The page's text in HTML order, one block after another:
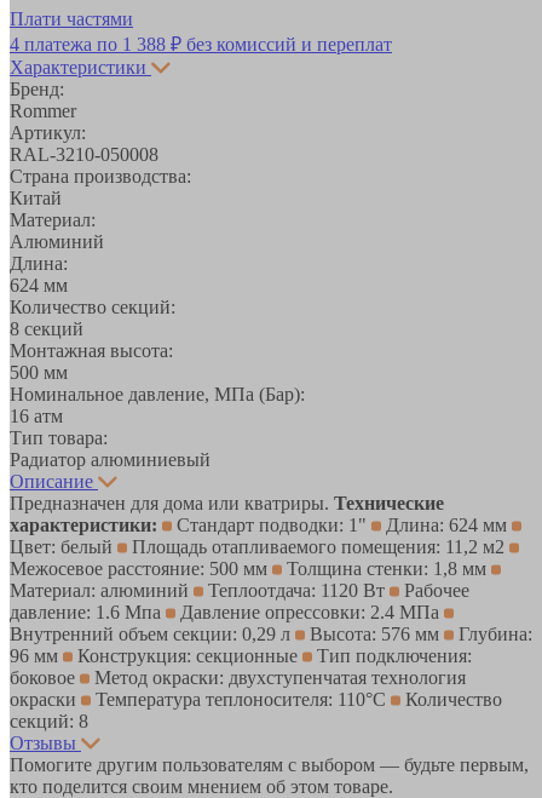
Плати частями
4 платежа по 1 388 ₽ без комиссий и переплат
Характеристики
Бренд:
Rommer
Артикул:
RAL-3210-050008
Страна производства:
Китай
Материал:
Алюминий
Длина:
624 мм
Количество секций:
8 секций
Монтажная высота:
500 мм
Номинальное давление, МПа (Бар):
16 атм
Тип товара:
Радиатор алюминиевый
Описание
Предназначен для дома или кватриры. Технические
характеристики:
Стандарт подводки: 1"
Длина: 624 мм
Цвет: белый
Площадь отапливаемого помещения: 11,2 м2
Межосевое расстояние: 500 мм
Толщина стенки: 1,8 мм
Материал: алюминий
Теплоотдача: 1120 Вт
Рабочее
давление: 1.6 Мпа
Давление опрессовки: 2.4 МПа
Внутренний объем секции: 0,29 л
Высота: 576 мм
Глубина:
96 мм
Конструкция: секционные
Тип подключения:
боковое
Метод окраски: двухступенчатая технология
окраски
Температура теплоносителя: 110°С
Количество
секций: 8
Отзывы
Помогите другим пользователям с выбором — будьте первым,
кто поделится своим мнением об этом товаре.